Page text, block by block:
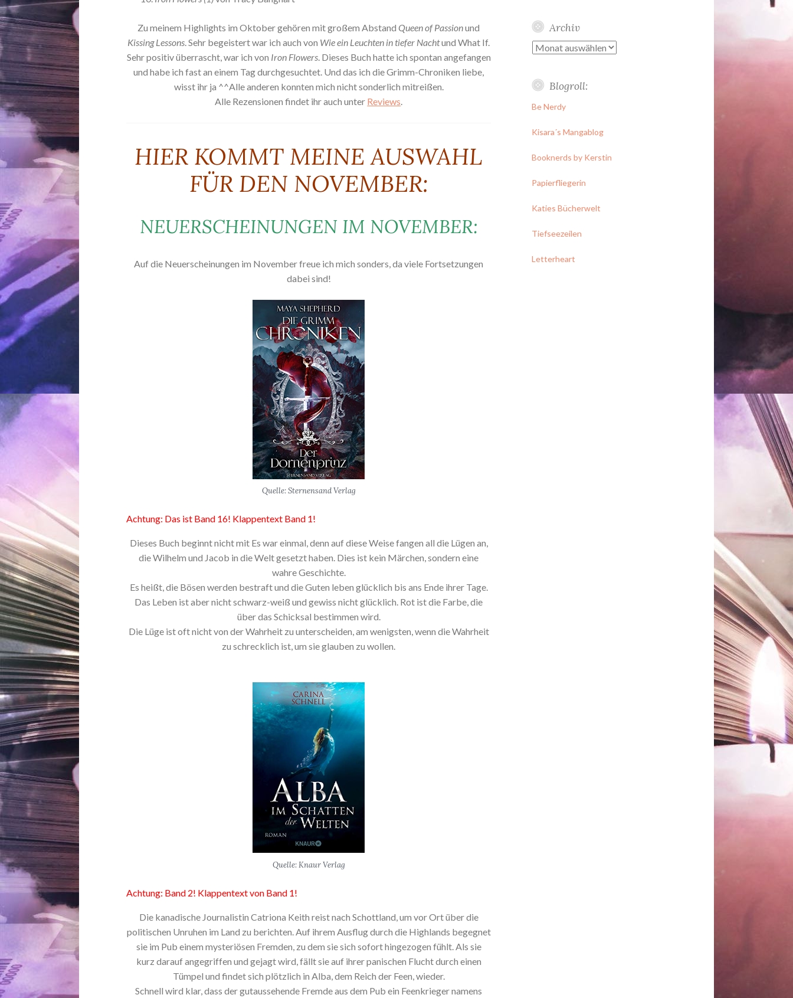
Zu meinem Highlights im Oktober gehören mit großem AbstandQueen of Passionund
Kissing Lessons. Sehr begeistert war ich auch von Wie ein Leuchten in tiefer Nachtund What If.
Sehr positiv überrascht, war ich von Iron Flowers. Dieses Buch hatte ich spontan angefangen
und habe ich fast an einem Tag durchgesuchtet. Und das ich die Grimm-Chroniken liebe,
wisst ihr ja ^^Alle anderen konnten mich nicht sonderlich mitreißen.
Alle Rezensionen findet ihr auch unter Reviews.
HIER KOMMT MEINE AUSWAHL
FÜR DEN NOVEMBER:
NEUERSCHEINUNGEN IM NOVEMBER:
Auf die Neuerscheinungen im November freue ich mich sonders, da viele Fortsetzungen
dabei sind!
Quelle: Sternensand Verlag
Achtung: Das ist Band 16! Klappentext Band 1!
Dieses Buch beginnt nicht mit Es war einmal, denn auf diese Weise fangen all die Lügen an,
die Wilhelm und Jacob in die Welt gesetzt haben. Dies ist kein Märchen, sondern eine
wahre Geschichte.
Es heißt, die Bösen werden bestraft und die Guten leben glücklich bis ans Ende ihrer Tage.
Das Leben ist aber nicht schwarz-weiß und gewiss nicht glücklich. Rot ist die Farbe, die
über das Schicksal bestimmen wird.
Die Lüge ist oft nicht von der Wahrheit zu unterscheiden, am wenigsten, wenn die Wahrheit
zu schrecklich ist, um sie glauben zu wollen.
Quelle: Knaur Verlag
Achtung: Band 2! Klappentext von Band 1!
Die kanadische Journalistin Catriona Keith reist nach Schottland, um vor Ort über die
politischen Unruhen im Land zu berichten. Auf ihrem Ausflug durch die Highlands begegnet
sie im Pub einem mysteriösen Fremden, zu dem sie sich sofort hingezogen fühlt. Als sie
kurz darauf angegriffen und gejagt wird, fällt sie auf ihrer panischen Flucht durch einen
Tümpel und findet sich plötzlich in Alba, dem Reich der Feen, wieder.
Schnell wird klar, dass der gutaussehende Fremde aus dem Pub ein Feenkrieger namens
Archiv
Archiv
Blogroll:
Be Nerdy
Kisara´s Mangablog
Booknerds by Kerstin
Papierfliegerin
Katies Bücherwelt
Tiefseezeilen
Letterheart